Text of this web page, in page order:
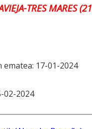
TRES MARES
17-01-2024
02-2024